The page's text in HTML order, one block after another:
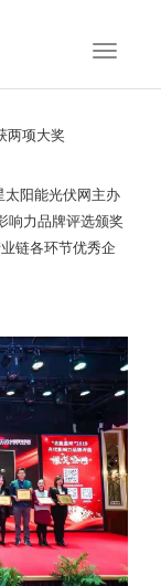
两项大奖
阳能光伏网主办
响力品牌评选颁奖
链各环节优秀企